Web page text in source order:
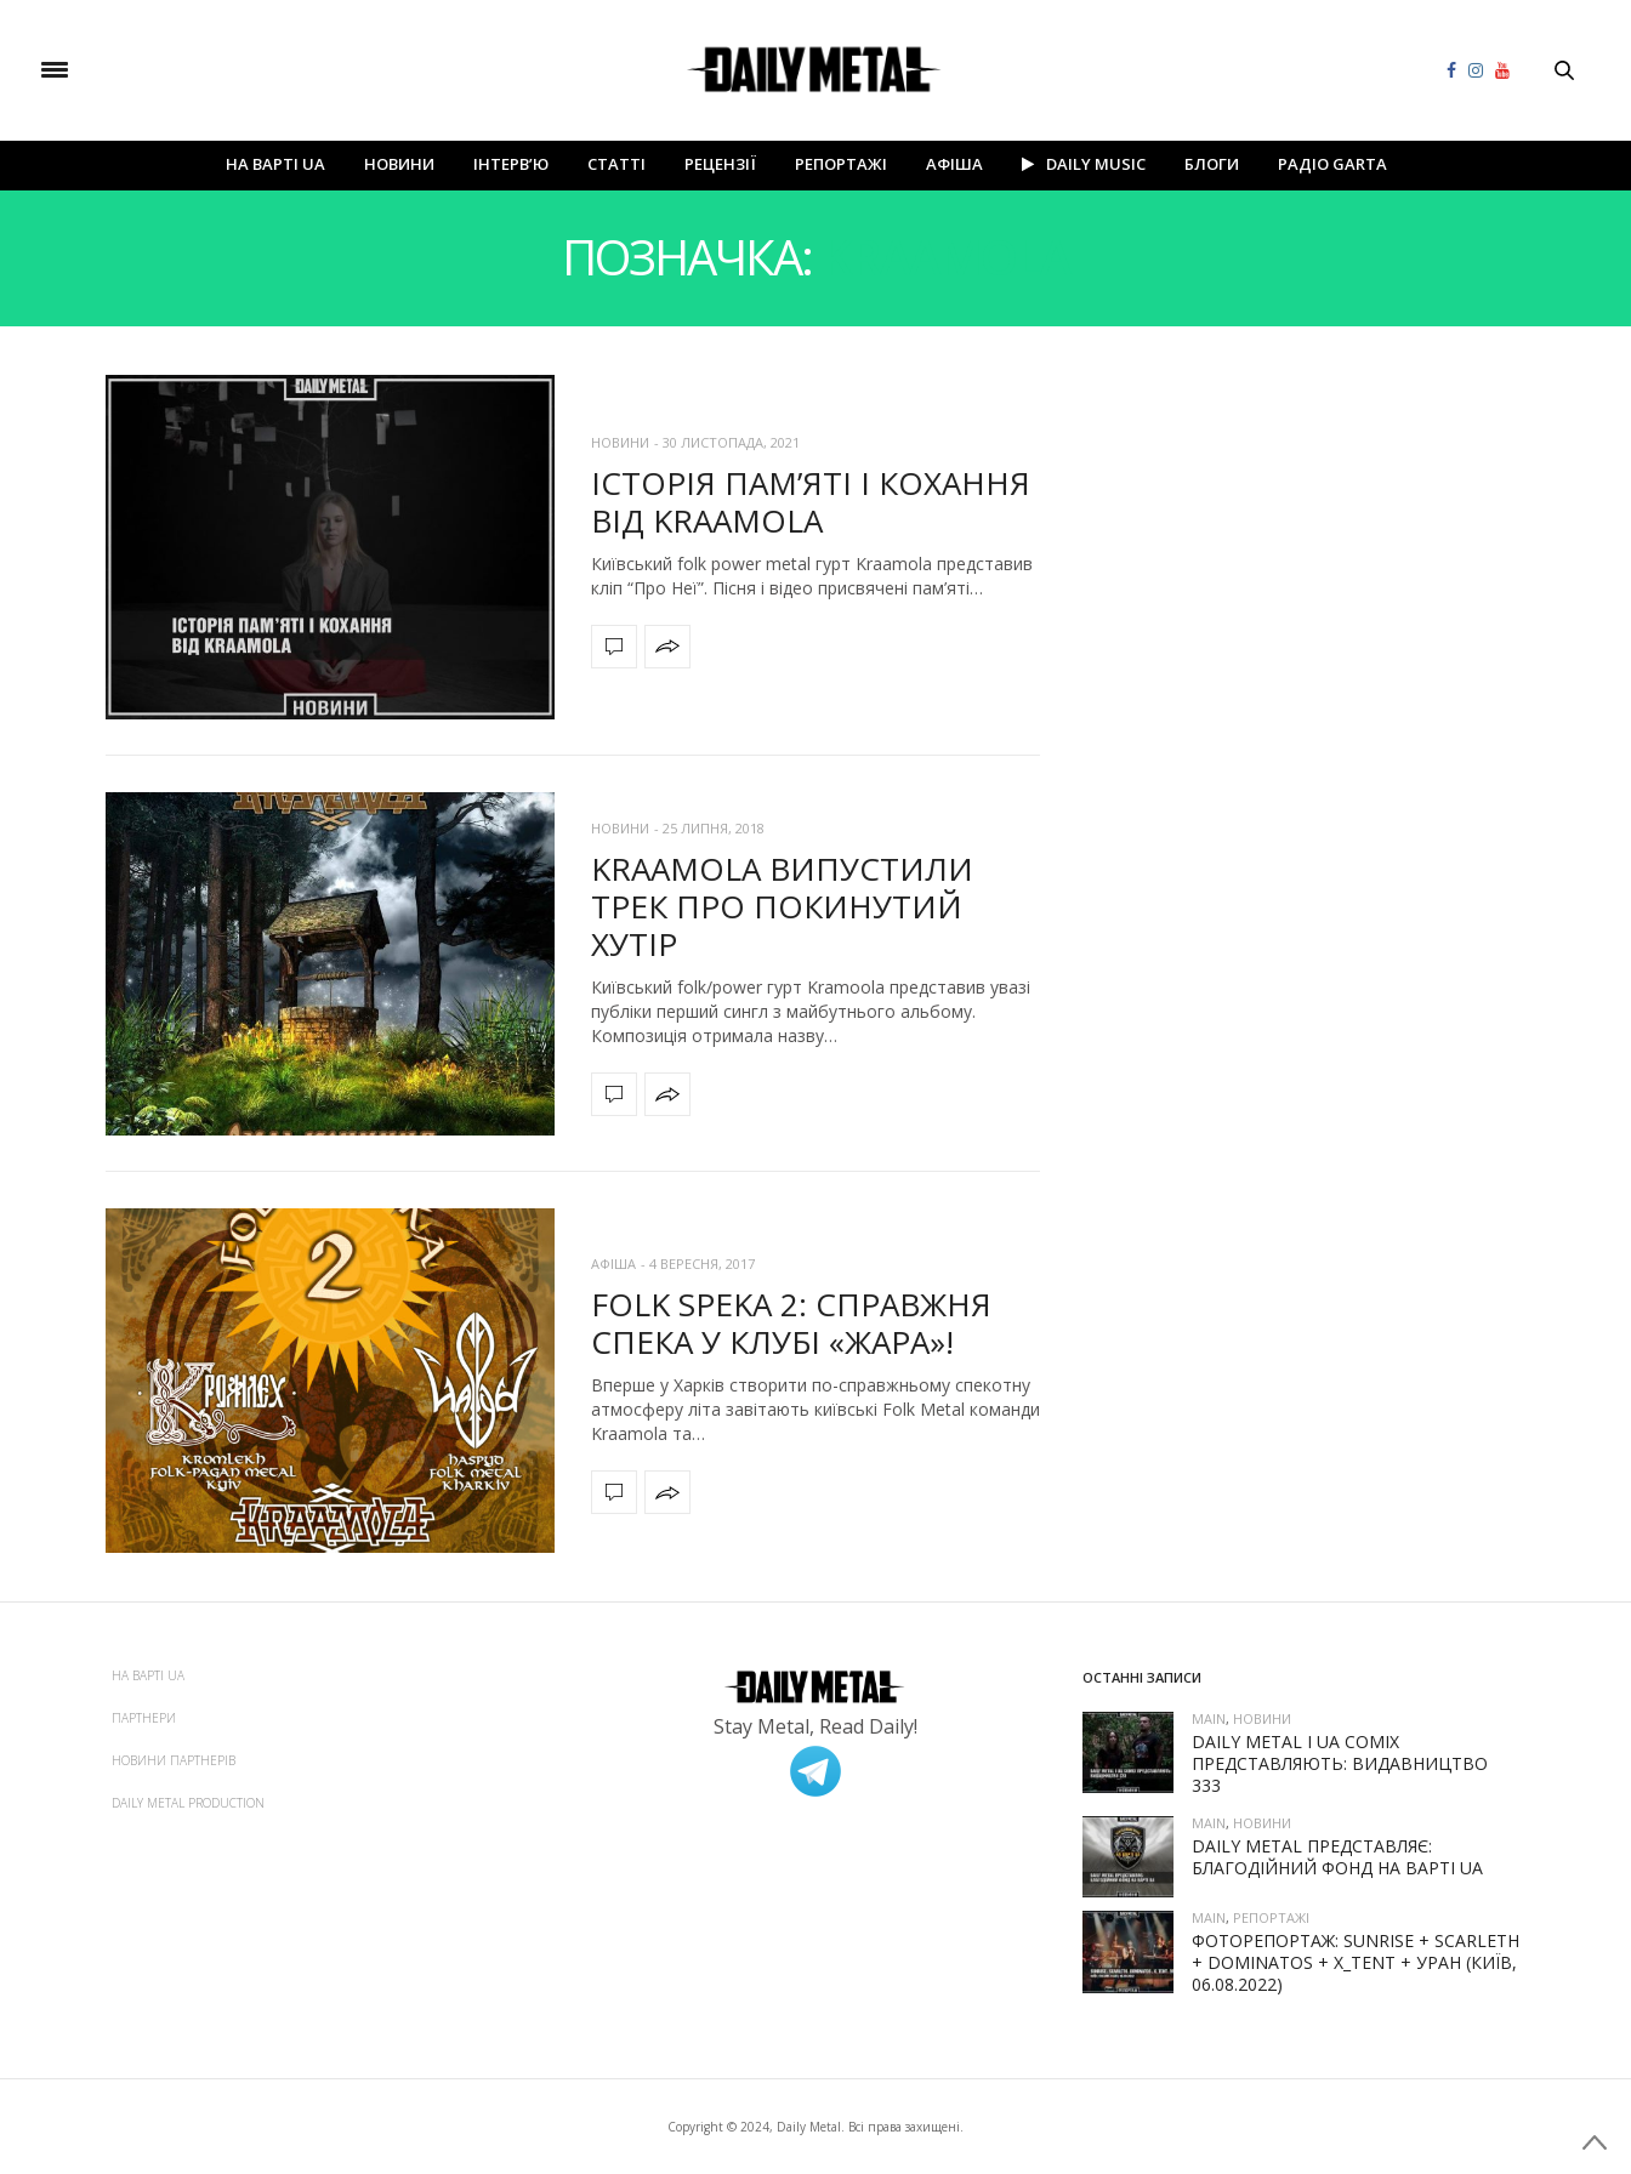
НА ВАРТІ UA НОВИНИ ІНТЕРВ’Ю СТАТТІ РЕЦЕНЗІЇ РЕПОРТАЖІ АФІША DAILY MUSIC БЛОГИ РАДІО GARTA
ПОЗНАЧКА:
НОВИНИ - 30 ЛИСТОПАДА, 2021
ІСТОРІЯ ПАМ’ЯТІ І КОХАННЯ
ВІД KRAAMOLA
Київський folk power metal гурт Kraamola представив
кліп “Про Неї”. Пісня і відео присвячені пам’яті…
НОВИНИ - 25 ЛИПНЯ, 2018
KRAAMOLA ВИПУСТИЛИ
ТРЕК ПРО ПОКИНУТИЙ
ХУТІР
Київський folk/power гурт Kramoola представив увазі
публіки перший сингл з майбутнього альбому.
Композиція отримала назву…
АФІША - 4 ВЕРЕСНЯ, 2017
FOLK SPEKA 2: СПРАВЖНЯ
СПЕКА У КЛУБІ «ЖАРА»!
Вперше у Харків створити по-справжньому спекотну
атмосферу літа завітають київські Folk Metal команди
Kraamola та…
НА ВАРТІ UA
ПАРТНЕРИ
НОВИНИ ПАРТНЕРІВ
DAILY METAL PRODUCTION
Stay Metal, Read Daily!
ОСТАННІ ЗАПИСИ
MAIN, НОВИНИ
DAILY METAL І UA COMIX
ПРЕДСТАВЛЯЮТЬ: ВИДАВНИЦТВО
333
MAIN, НОВИНИ
DAILY METAL ПРЕДСТАВЛЯЄ:
БЛАГОДІЙНИЙ ФОНД НА ВАРТІ UA
MAIN, РЕПОРТАЖІ
ФОТОРЕПОРТАЖ: SUNRISE + SCARLETH
+ DOMINATOS + X_TENT + УРАН (КИЇВ,
06.08.2022)
Copyright © 2024, Daily Metal. Всі права захищені.